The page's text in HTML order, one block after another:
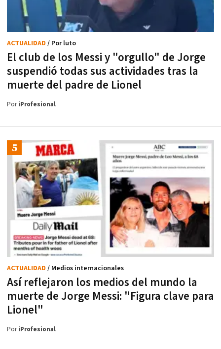
El club de los Messi y "orgullo" de Jorge
suspendió todas sus actividades tras la
muerte del padre de Lionel
ACTUALIDAD / Por luto
PoriProfesional
Así reflejaron los medios del mundo la
muerte de Jorge Messi: "Figura clave para
Lionel"
ACTUALIDAD / Medios internacionales
PoriProfesional